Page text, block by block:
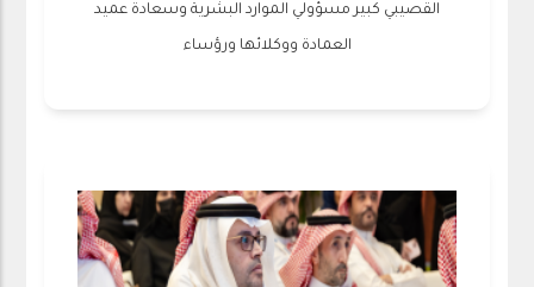
القصيبي كبير مسؤولي الموارد البشرية وسعادة عميد
العمادة ووكلائها ورؤساء